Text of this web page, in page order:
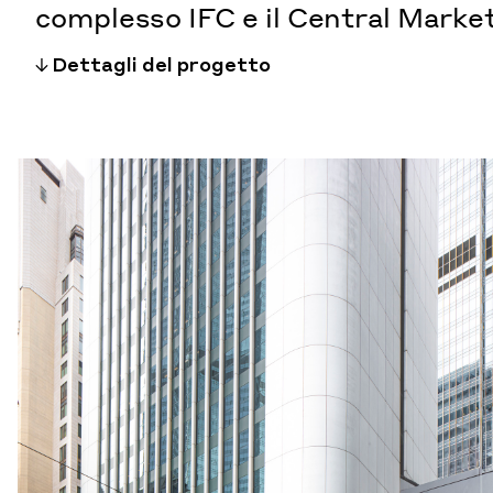
complesso IFC e il Central
Dettagli del progetto